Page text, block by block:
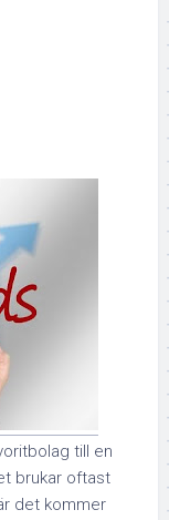
till en
brukar oftast
det kommer